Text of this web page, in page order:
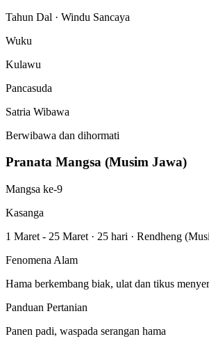
Tahun Dal · Windu Sancaya
Wuku
Kulawu
Pancasuda
Satria Wibawa
Berwibawa dan dihormati
Pranata Mangsa (Musim Jawa)
Mangsa ke-9
Kasanga
1 Maret - 25 Maret · 25 hari · Rendheng
Fenomena Alam
Hama berkembang biak, ulat dan tikus
Panduan Pertanian
Panen padi, waspada serangan hama